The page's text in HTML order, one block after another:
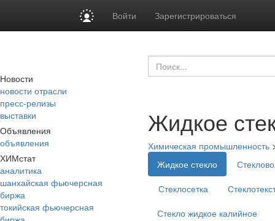
Войти Зарегистрироваться
Новости
новости отрасли
пресс-релизы
выставки
Объявления
объявления
ХИМстат
аналитика
шанхайская фьючерсная
биржа
токийская фьючерсная
Жидкое
Химическая промышленность
Жидкое стекло
Стеклосетка
Стекло жидкое калийное